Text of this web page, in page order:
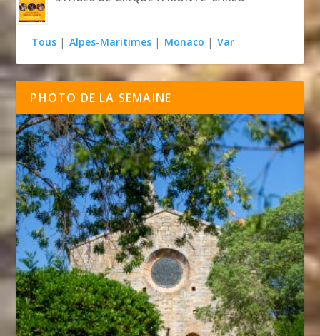
Tous | Alpes-Maritimes | Monaco | Var
PHOTO DE LA SEMAINE